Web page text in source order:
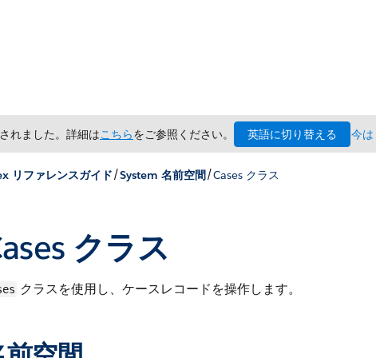
れました。詳細はこちらをご参照ください。 英語に切り替える 今
リファレンスガイド/System 名前空間/Cases クラス
クラス
クラスを使用し、ケースレコードを操作します。